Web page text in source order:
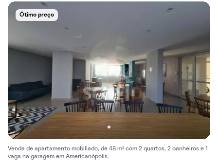
Ótimo preço
Venda de apartamento mobiliado, de 48 m² com 2 quartos, 2 banheiros e 1
vaga na garagem em Americanópolis.